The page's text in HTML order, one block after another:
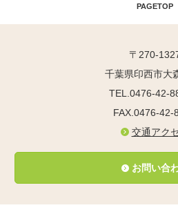
PAGETOP
〒270-
千葉県印西市大
TEL.0476-42-
FAX.0476-42-
交通アク
お問い合